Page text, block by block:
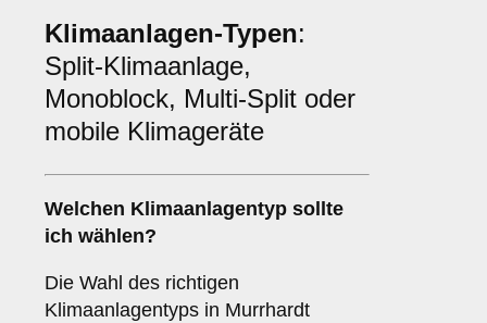
Klimaanlagen-Typen:
Split-Klimaanlage,
Monoblock, Multi-Split oder
mobile Klimageräte
Welchen Klimaanlagentyp sollte
ich wählen?
Die Wahl des richtigen
Klimaanlagentyps in Murrhardt